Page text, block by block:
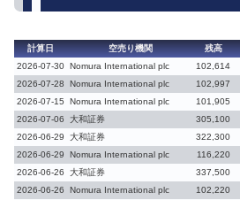
計算日 空売り機関 残高
2026-07-30 Nomura International plc 102,614
2026-07-28
Nomura International plc 102,997
2026-07-15
Nomura International plc 101,905
2026-07-06
大和証券 305,100
2026-06-29
大和証券 322,300
2026-06-29
Nomura International plc 116,220
2026-06-26
大和証券 337,500
2026-06-26
Nomura International plc 102,220